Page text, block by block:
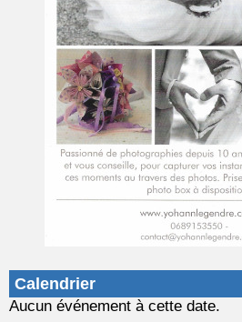
Calendrier
Aucun événement à cette date.